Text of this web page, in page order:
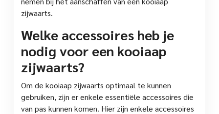
zijwaarts.
Welke accessoires heb je
nodig voor een kooiaap
zijwaarts?
Om de kooiaap zijwaarts optimaal te kunnen
gebruiken, zijn er enkele essentiële accessoires die
van pas kunnen komen. Hier zijn enkele accessoires